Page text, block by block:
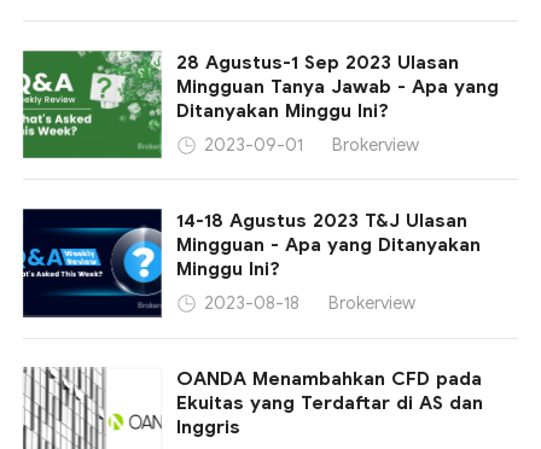
28 Agustus-1 Sep 2023 Ulasan
Mingguan Tanya Jawab - Apa yang
Ditanyakan Minggu Ini?
2023-09-01 Brokerview
14-18 Agustus 2023 T&J Ulasan
Mingguan - Apa yang Ditanyakan
Minggu Ini?
2023-08-18 Brokerview
OANDA Menambahkan CFD pada
Ekuitas yang Terdaftar di AS dan
Inggris